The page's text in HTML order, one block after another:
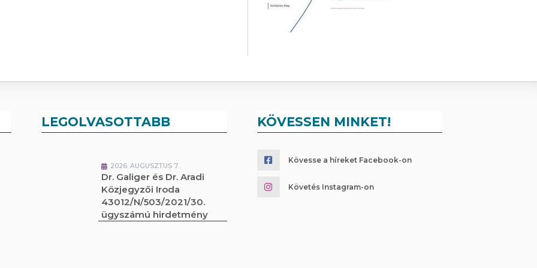
LEGOLVASOTTABB
2026. AUGUSZTUS 7.
Dr. Galiger és Dr. Aradi
Közjegyzői Iroda
43012/N/503/2021/30.
ügyszámú hirdetmény
KÖVESSEN MINKET!
Kövesse a híreket Facebook-on
Követés Instagram-on